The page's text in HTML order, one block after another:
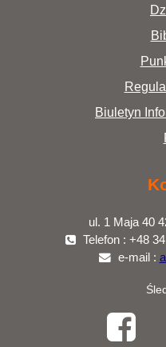
Biuletyn
ul. 1 Maja 40
Telefon : +48
e-mail :